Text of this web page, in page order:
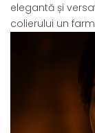
elegantă și
colierului un